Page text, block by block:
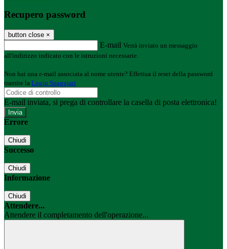
Recupero password
button close ×
E-mail Verrà inviato un messaggio
all'indirizzo indicato con le istruzioni necessarie.
Non hai una e-mail associata al nome utente? Effettua il reset della password
tramite la Login Spaggiari
E-mail inviata, si prega di controllare la casella di posta elettronica!
Errore
Chiudi
Successo
Chiudi
Informazione
Chiudi
Attendere...
Attendere il completamento dell'operazione...